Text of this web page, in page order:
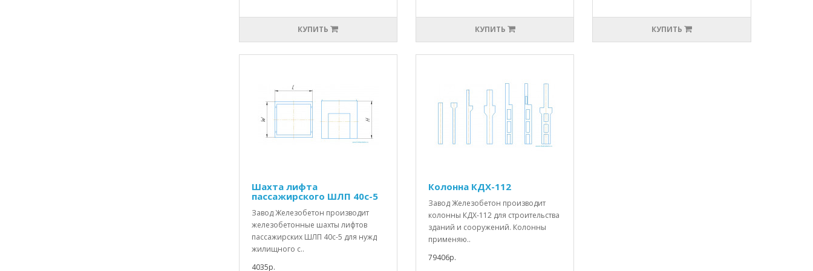
КУПИТЬ КУПИТЬ КУПИТЬ
Шахта лифта
пассажирского ШЛП 40с-5
Завод Железобетон производит
железобетонные шахты лифтов
пассажирских ШЛП 40с-5 для нужд
жилищного с..
4035р.
Колонна КДX-112
Завод Железобетон производит
колонны КДX-112 для строительства
зданий и сооружений. Колонны
применяю..
79406р.